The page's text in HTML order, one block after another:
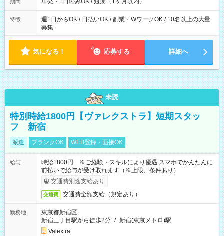
特徴
週1日からOK / 日払いOK / 副業・WワークOK / 10名以上の大量
募集
気になる！ 応募する 詳細へ
未読
特別時給1800円【ヴァレクストラ】短期スタッ
フ 新宿
派遣 ブランクOK WEB登録・面接OK
給与
時給1800円 ※ご経験・スキルにより優遇 スマホでかんたんに
前払いで給与が受け取れます（※上限、条件あり）
交通費別途支給あり
交通費 交通費全額支給（規定あり）
勤務地
東京都新宿区
新宿三丁目駅から徒歩2分 / 新宿(東京メトロ)駅
Valextra